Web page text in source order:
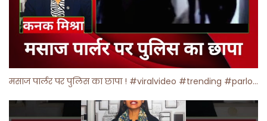
मसाज पार्लर पर पुलिस का छापा ! #viralvideo #trending #parlour